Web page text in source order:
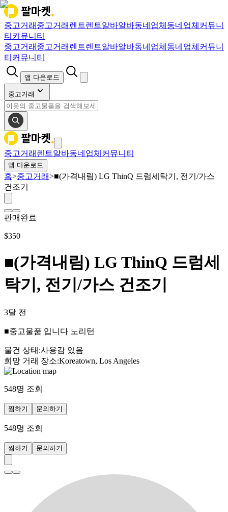
중고거래 중고거래 렌트렌트알바알바동네업체 동네업체 커뮤니
티 커뮤니티
중고거래 중고거래 렌트렌트알바알바동네업체 동네업체 커뮤니
티 커뮤니티
앱 다운로드
중고거래
중고거래 렌트알바동네업체 커뮤니티
앱 다운로드
홈>중고거래>■(가격내림) LG ThinQ 드럼세탁기, 전기/가스
건조기
판매완료
$350
■(가격내림) LG ThinQ 드럼세
탁기, 전기/가스 건조기
3달 전
■중고물품 입니다 노리턴
물건 상태 :사용감 있음
희망 거래 장소:Koreatown, Los Angeles
548명 조회
찜하기 문의하기
548명 조회
찜하기 문의하기